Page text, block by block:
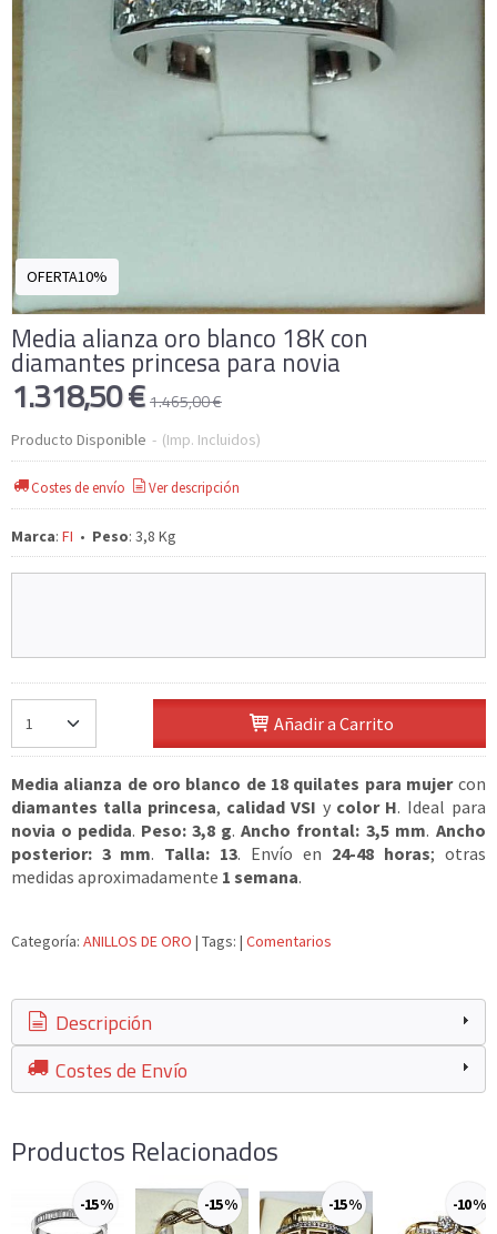
OFERTA10%
Media alianza oro blanco 18K con
diamantes princesa para novia
1.318,50 €1.465,00 €
Producto Disponible - (Imp. Incluidos)
Costes de envío Ver descripción
Marca: FI • Peso: 3,8 Kg
Añadir a Carrito
Media alianza de oro blanco de 18 quilates para mujercon
diamantes talla princesa, calidad VSI y color H. Ideal para
novia o pedida. Peso: 3,8 g. Ancho frontal: 3,5 mm. Ancho
posterior: 3 mm. Talla: 13. Envío en 24-48 horas; otras
medidas aproximadamente 1 semana.
Categoría: ANILLOS DE ORO | Tags: | Comentarios
Descripción
Costes de Envío
Productos Relacionados
-15 % -15 % -15 % -10 %